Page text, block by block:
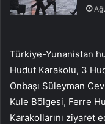
Türkiye-Yunanistan
Hudut Karakolu, 3
Onbaşı Süleyman
Kule Bölgesi, Ferre
Karakollarını ziyaret